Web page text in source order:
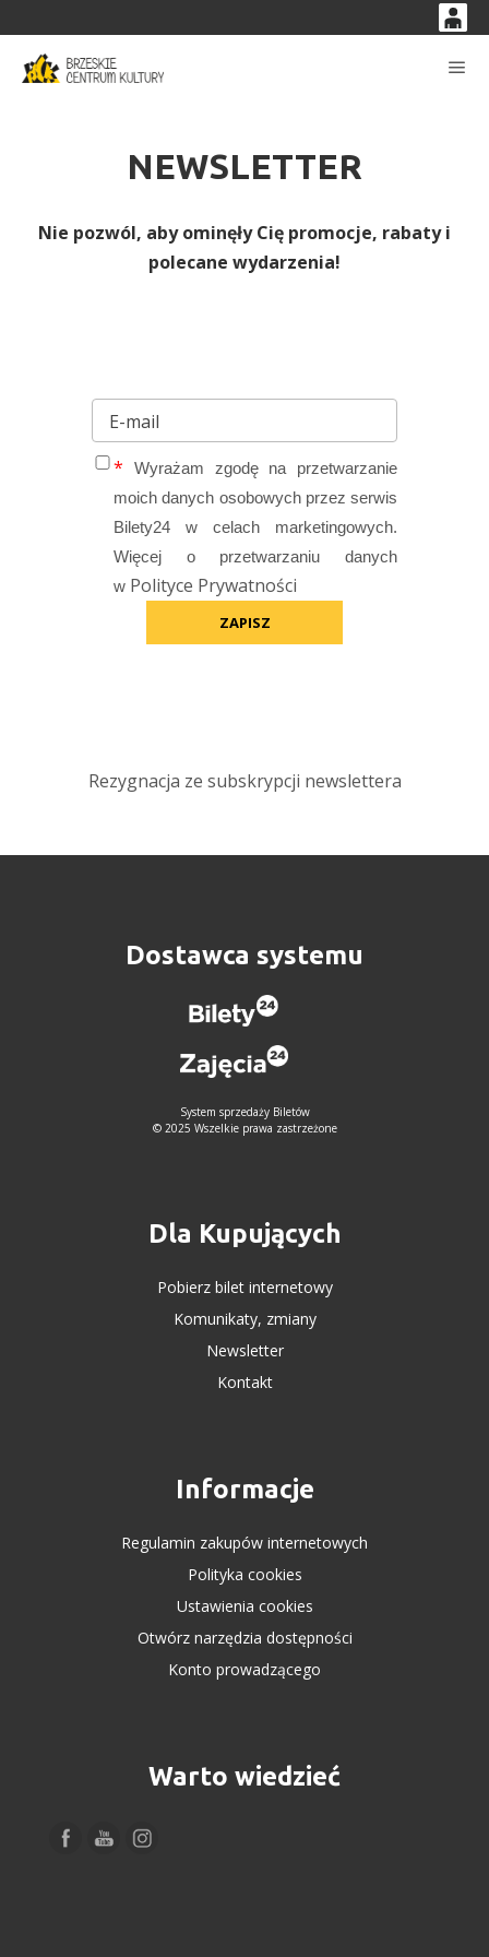
0,00
NEWSLETTER
Nie pozwól, aby ominęły Cię promocje, rabaty i
polecane wydarzenia!
Wyrażam zgodę na przetwarzanie
moich danych osobowych przez serwis
Bilety24 w celach marketingowych.
Więcej o przetwarzaniu danych
w Polityce Prywatności
Rezygnacja ze subskrypcji newslettera
Dostawca systemu
System sprzedaży Biletów
© 2025 Wszelkie prawa zastrzeżone
Dla Kupujących
Pobierz bilet internetowy
Komunikaty, zmiany
Newsletter
Kontakt
Informacje
Regulamin zakupów internetowych
Polityka cookies
Ustawienia cookies
Otwórz narzędzia dostępności
Konto prowadzącego
Warto wiedzieć